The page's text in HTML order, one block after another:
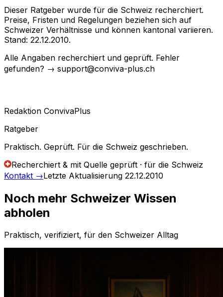
Dieser Ratgeber wurde für die Schweiz recherchiert.
Preise, Fristen und Regelungen beziehen sich auf
Schweizer Verhältnisse und können kantonal variieren.
Stand: 22.12.2010.
Alle Angaben recherchiert und geprüft. Fehler
gefunden? → support@conviva-plus.ch
Redaktion ConvivaPlus
Ratgeber
Praktisch. Geprüft. Für die Schweiz geschrieben.
Recherchiert & mit Quelle geprüft · für die Schweiz
Kontakt →Letzte Aktualisierung 22.12.2010
Noch mehr Schweizer Wissen
abholen
Praktisch, verifiziert, für den Schweizer Alltag